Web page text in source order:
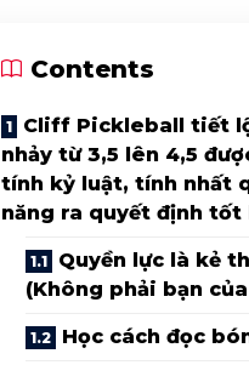
Contents
Cliff Pickleball tiết
nhảy từ 3,5 lên 4,5
tính kỷ luật, tính nhất
năng ra quyết định tốt
Quyền lực là kẻ
(Không phải bạn
Học cách đọc